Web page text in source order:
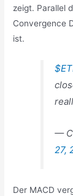
zeigt. Parallel
Convergence
ist.
—
27,
Der MACD